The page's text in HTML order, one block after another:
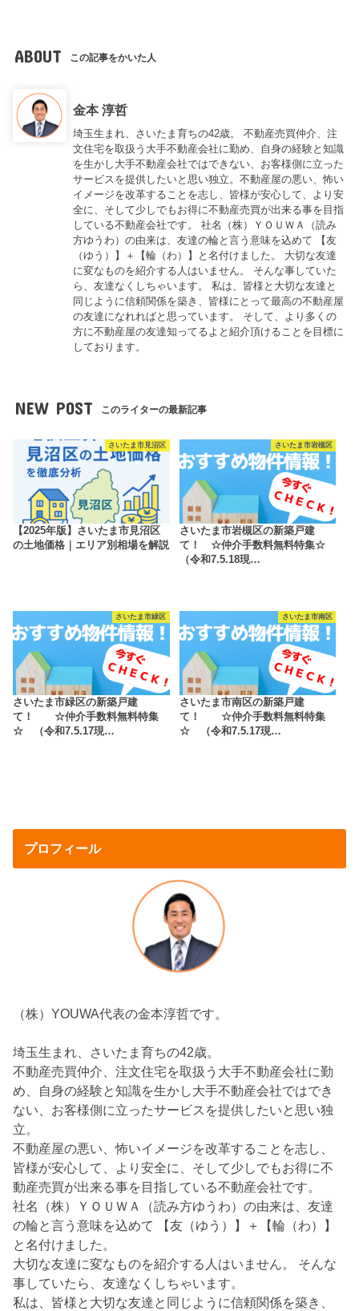
ABOUT この記事をかいた人
金本 淳哲
埼玉生まれ、さいたま育ちの42歳。 不動産売買仲介、注
文住宅を取扱う大手不動産会社に勤め、自身の経験と知識
を生かし大手不動産会社ではできない、お客様側に立った
サービスを提供したいと思い独立。不動産屋の悪い、怖い
イメージを改革することを志し、皆様が安心して、より安
全に、そして少しでもお得に不動産売買が出来る事を目指
している不動産会社です。 社名（株）ＹＯＵＷＡ（読み
方ゆうわ）の由来は、友達の輪と言う意味を込めて 【友
（ゆう）】＋【輪（わ）】と名付けました。 大切な友達
に変なものを紹介する人はいません。 そんな事していた
ら、友達なくしちゃいます。 私は、皆様と大切な友達と
同じように信頼関係を築き、皆様にとって最高の不動産屋
の友達になれればと思っています。 そして、より多くの
方に不動産屋の友達知ってるよと紹介頂けることを目標に
しております。
NEW POST このライターの最新記事
さいたま市見沼区
【2025年版】さいたま市見沼区
の土地価格｜エリア別相場を解説
さいたま市岩槻区
さいたま市岩槻区の新築戸建
て！ ☆仲介手数料無料特集☆
（令和7.5.18現…
さいたま市緑区
さいたま市緑区の新築戸建
て！ ☆仲介手数料無料特集
☆ （令和7.5.17現…
さいたま市南区
さいたま市南区の新築戸建
て！ ☆仲介手数料無料特集
☆ （令和7.5.17現…
プロフィール
（株）YOUWA代表の金本淳哲です。
埼玉生まれ、さいたま育ちの42歳。
不動産売買仲介、注文住宅を取扱う大手不動産会社に勤
め、自身の経験と知識を生かし大手不動産会社ではでき
ない、お客様側に立ったサービスを提供したいと思い独
立。
不動産屋の悪い、怖いイメージを改革することを志し、
皆様が安心して、より安全に、そして少しでもお得に不
動産売買が出来る事を目指している不動産会社です。
社名（株）ＹＯＵＷＡ（読み方ゆうわ）の由来は、友達
の輪と言う意味を込めて 【友（ゆう）】＋【輪（わ）】
と名付けました。
大切な友達に変なものを紹介する人はいません。 そんな
事していたら、友達なくしちゃいます。
私は、皆様と大切な友達と同じように信頼関係を築き、